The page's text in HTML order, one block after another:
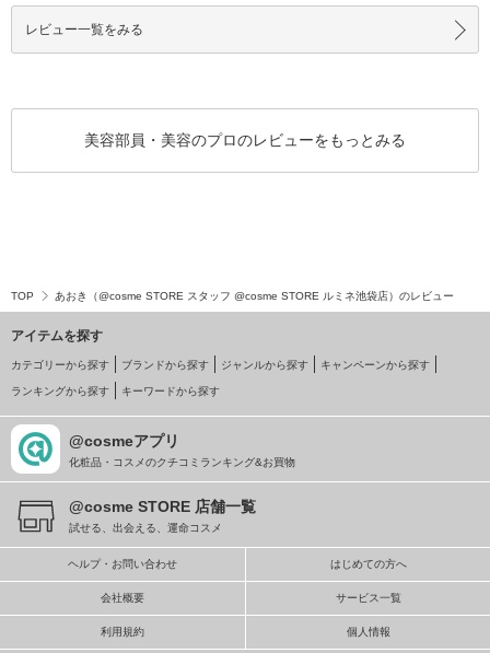
レビュー一覧をみる
美容部員・美容のプロのレビューをもっとみる
TOP あおき（@cosme STORE スタッフ @cosme STORE ルミネ池袋店）のレビュー
アイテムを探す
カテゴリーから探す ブランドから探す ジャンルから探す キャンペーンから探す
ランキングから探す キーワードから探す
@cosmeアプリ
化粧品・コスメのクチコミランキング&お買物
@cosme STORE 店舗一覧
試せる、出会える、運命コスメ
ヘルプ・お問い合わせ はじめての方へ
会社概要 サービス一覧
利用規約 個人情報